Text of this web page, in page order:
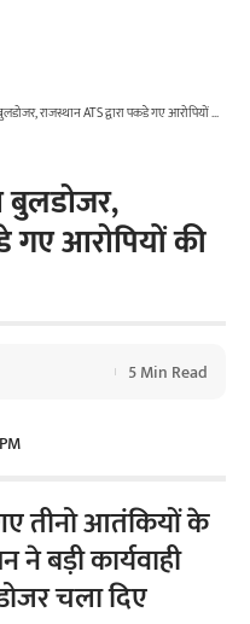
ATS द्वारा पकडे गए आरोपियों की पूरी कहानी
गए आरोपियों की
5 Min Read
तीनो आतंकियों के
बड़ी कार्यवाही
चला दिए